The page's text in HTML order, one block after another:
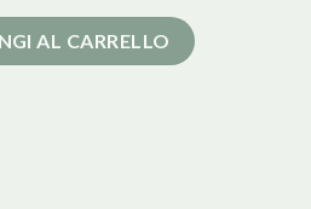
AL CARRELLO